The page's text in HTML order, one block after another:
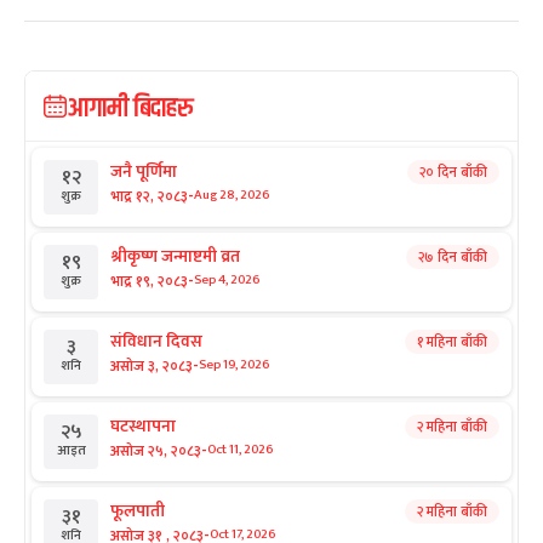
आगामी बिदाहरु
१२
शुक्र
जनै पूर्णिमा
भाद्र १२, २०८३-Aug 28, 2026
२० दिन बाँकी
१९
शुक्र
श्रीकृष्ण जन्माष्टमी व्रत
भाद्र १९, २०८३-Sep 4, 2026
२७ दिन बाँकी
३
शनि
संविधान दिवस
असोज ३, २०८३-Sep 19, 2026
१ महिना बाँकी
२५
आइत
घटस्थापना
असोज २५, २०८३-Oct 11, 2026
२ महिना बाँकी
३१
शनि
फूलपाती
असोज ३१ , २०८३-Oct 17, 2026
२ महिना बाँकी